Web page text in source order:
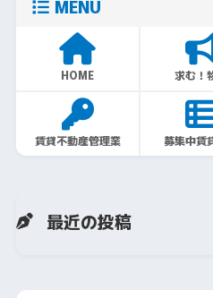
MENU
HOME 求む！
賃貸不動産管理業 募集中賃
最近の投稿